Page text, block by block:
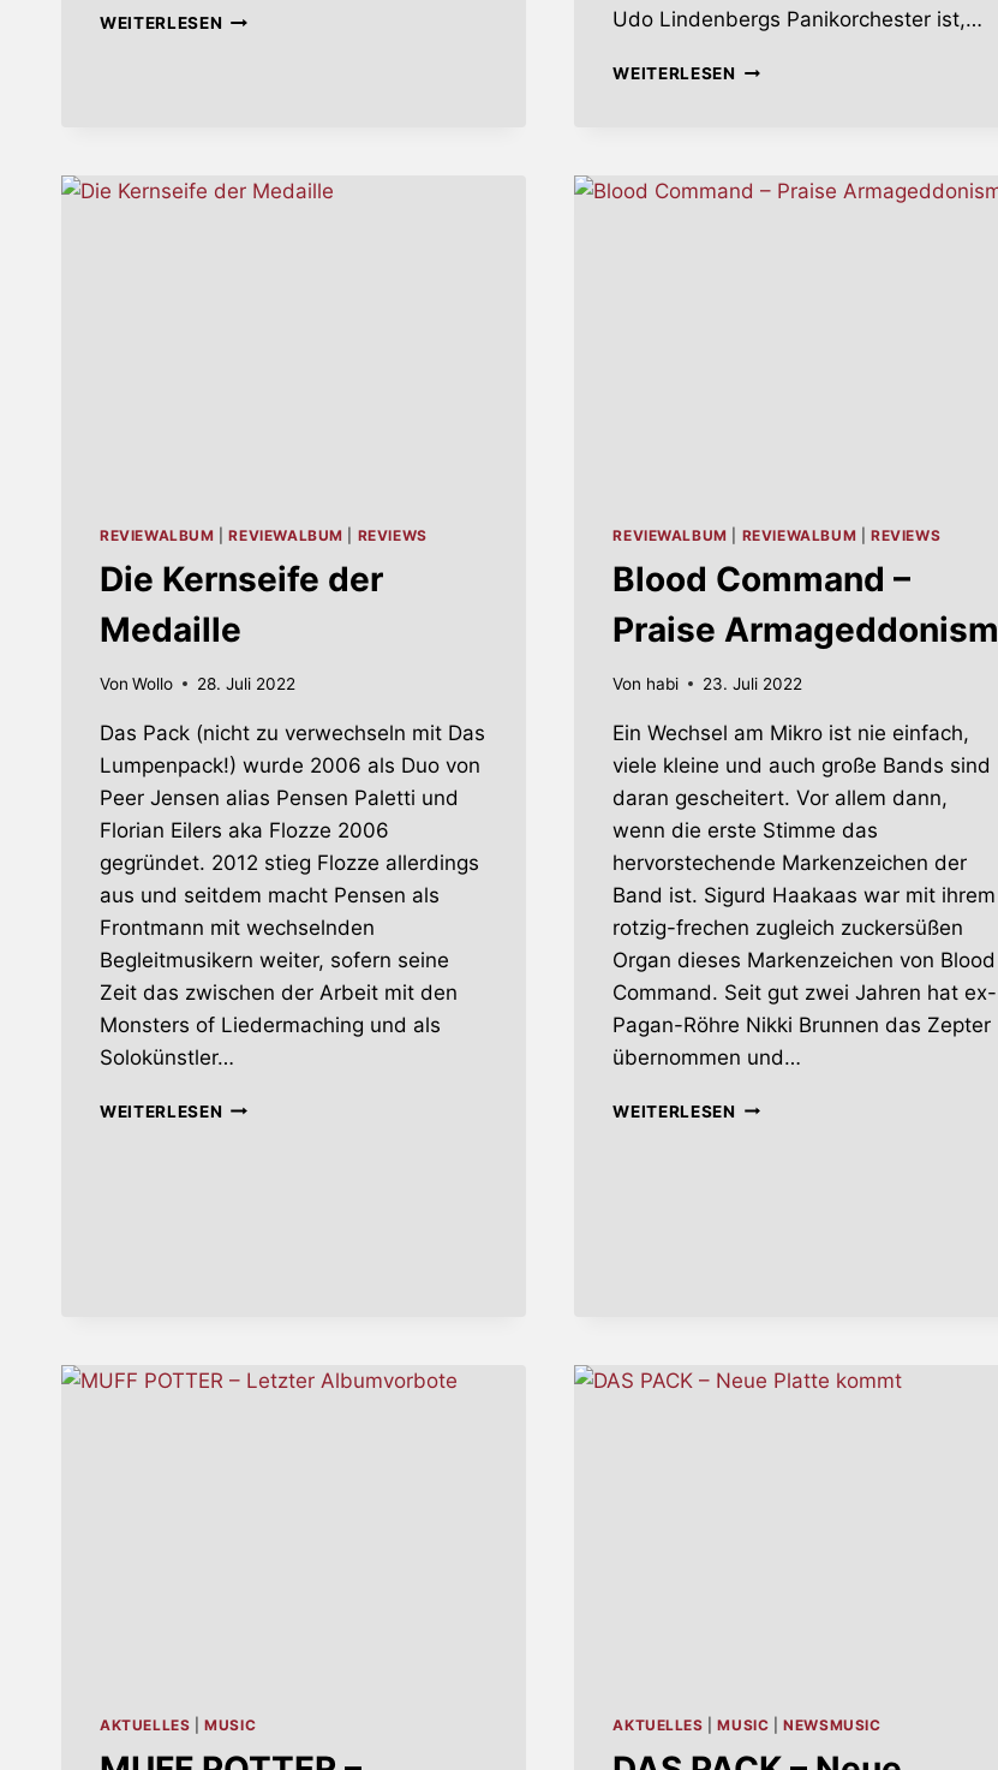
WEITERLESENCATAPULTS
VERÖFFENTLICHT
Udo Lindenbergs Panikorchester ist,…
WEITERLESENDEINE
MIT
REVIEWALBUM |REVIEWALBUM REVIEWS
Die Kernseife der
Medaille
Von Wollo 28. Juli 2022
Das Pack (nicht zu verwechseln mit Das
Lumpenpack!) wurde 2006 als Duo von
Peer Jensen alias Pensen Paletti und
Florian Eilers aka Flozze 2006
gegründet. 2012 stieg Flozze allerdings
aus und seitdem macht Pensen als
Frontmann mit wechselnden
Begleitmusikern weiter, sofern seine
Zeit das zwischen der Arbeit mit den
Monsters of Liedermaching und als
Solokünstler…
WEITERLESENDIE
REVIEWALBUM REVIEWALBUM |REVIEWS
Blood Command –
Praise Armageddonism
Von habi 23. Juli 2022
Ein Wechsel am Mikro ist nie einfach,
viele kleine und auch große Bands sind
daran gescheitert. Vor allem dann,
wenn die erste Stimme das
hervorstechende Markenzeichen der
Band ist. Sigurd Haakaas war mit ihrem
rotzig-frechen zugleich zuckersüßen
Organ dieses Markenzeichen von Blood
Command. Seit gut zwei Jahren hat ex-
Pagan-Röhre Nikki Brunnen das Zepter
übernommen und…
WEITERLESENBLOOD
AKTUELLES |MUSIC AKTUELLES |MUSIC |NEWSMUSIC